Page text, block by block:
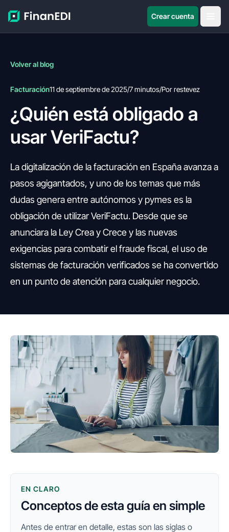
Crear cuenta
Volver al blog
Facturación11 de septiembre de 2025/7 minutos/Por restevez
¿Quién está obligado a
usar VeriFactu?
La digitalización de la facturación en España avanza a
pasos agigantados, y uno de los temas que más
dudas genera entre autónomos y pymes es la
obligación de utilizar VeriFactu. Desde que se
anunciara la Ley Crea y Crece y las nuevas
exigencias para combatir el fraude fiscal, el uso de
sistemas de facturación verificados se ha convertido
en un punto de atención para cualquier negocio.
EN CLARO
Conceptos de esta guía en simple
Antes de entrar en detalle, estas son las siglas o